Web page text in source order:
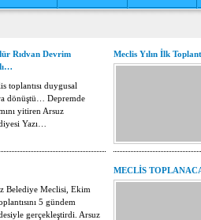
Rıdvan Devrim
toplantısı duygusal
dönüştü… Depremde
yitiren Arsuz
Yazı…
Meclis Yılın İlk
Belediye Meclisi, Ekim
5 gündem
gerçekleştirdi. Arsuz
MECLİS